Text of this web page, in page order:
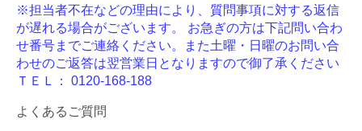
※担当者不在などの理由により、質問事項に対する返信
が遅れる場合がございます。
お急ぎの方は下記問い合わ
せ番号までご連絡ください。また土曜・日曜のお問い合
わせのご返答は翌営業日となりますので御了承ください
ＴＥＬ： 0120-168-188
よくあるご質問